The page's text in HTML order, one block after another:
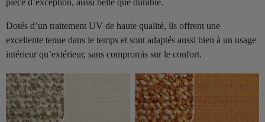
Dotés d’un traitement UV de haute qualité, ils offrent une
excellente tenue dans le temps et sont adaptés aussi bien à un usage
intérieur qu’extérieur, sans compromis sur le confort.